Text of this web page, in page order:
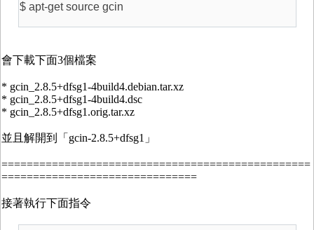
$ apt-get source gcin
會下載下面3個檔案
* gcin_2.8.5+dfsg1-4build4.debian.tar.xz
* gcin_2.8.5+dfsg1-4build4.dsc
* gcin_2.8.5+dfsg1.orig.tar.xz
並且解開到「gcin-2.8.5+dfsg1」
=================================================
===============================
接著執行下面指令